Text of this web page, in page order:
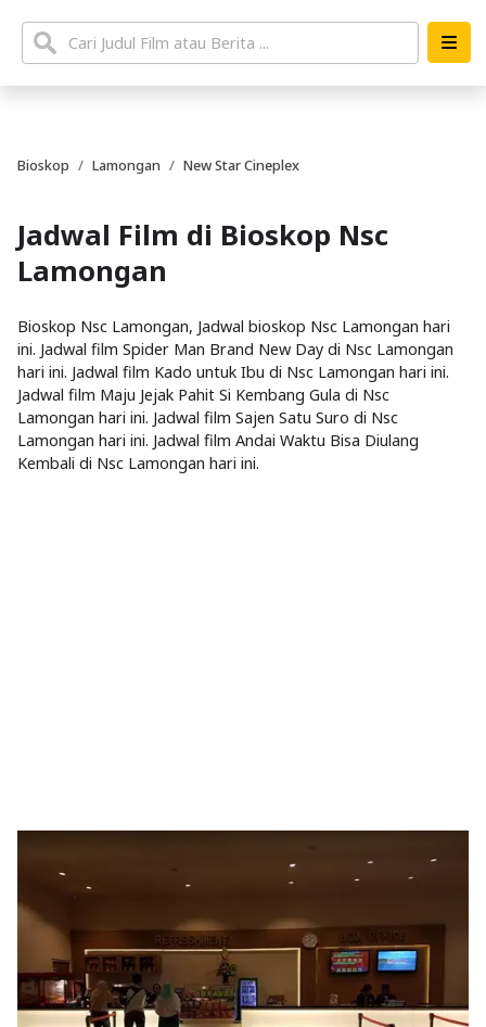
Bioskop Lamongan New Star Cineplex
Jadwal Film di Bioskop Nsc
Lamongan
Bioskop Nsc Lamongan, Jadwal bioskop Nsc Lamongan hari
ini. Jadwal film Spider Man Brand New Day di Nsc Lamongan
hari ini. Jadwal film Kado untuk Ibu di Nsc Lamongan hari ini.
Jadwal film Maju Jejak Pahit Si Kembang Gula di Nsc
Lamongan hari ini. Jadwal film Sajen Satu Suro di Nsc
Lamongan hari ini. Jadwal film Andai Waktu Bisa Diulang
Kembali di Nsc Lamongan hari ini.